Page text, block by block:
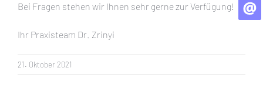
Bei Fragen stehen wir Ihnen sehr gerne zur Verfügung!
Ihr Praxisteam Dr. Zrinyi
21. Oktober 2021